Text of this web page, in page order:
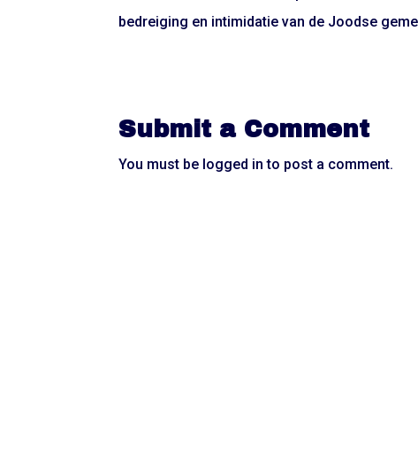
bedreiging en intimidatie van de Joodse
Submit a Comment
You must be logged in to post a comment.